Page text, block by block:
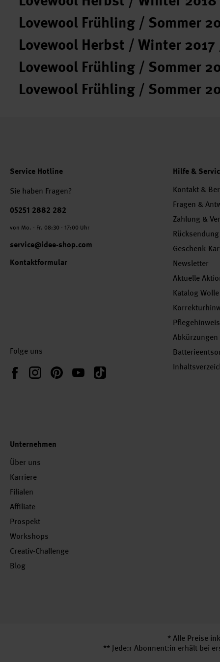
Lovewool Frühling / Sommer
Lovewool Herbst / Winter 2017
Lovewool Frühling / Sommer
Lovewool Frühling / Sommer
Service Hotline
Sie haben Fragen?
Telefonnummer
05251 2882 282
von Mo. - Fr. 08:30 - 17:00 Uhr
service@idee-shop.com
Kontaktformular
Folge uns
FacebookInstagramPinterestYouTubeTikTok
Hilfe &
Kontakt &
Fragen &
Zahlung &
Rücksendung
Geschenk-
Newsletter
Aktuelle
Katalog
Abkürzungen
Unternehmen
Über uns
Karriere
Filialen
Affiliate
Prospekt
Workshops
Creativ-Challenge
Blog
* Alle Preise
** Jede:r Abonnent:in erhält bei